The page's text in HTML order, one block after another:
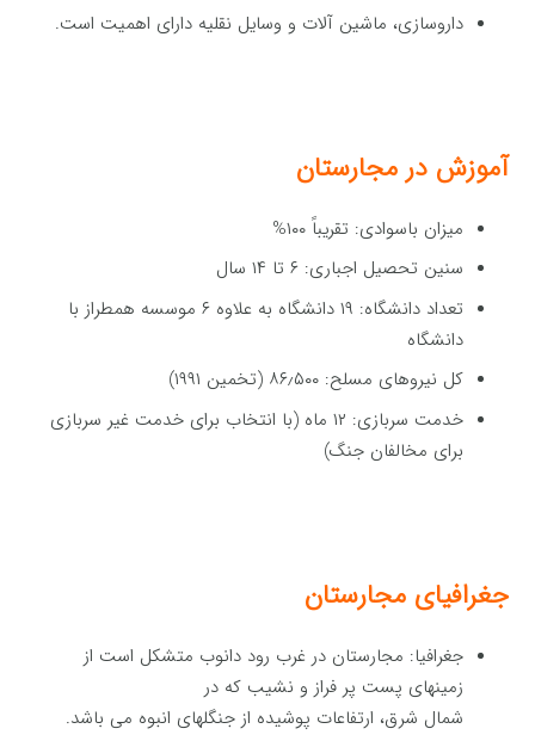
داروسازی، ماشین آلات و وسایل نقلیه دارای اهمیت است.
آموزش در مجارستان
میزان باسوادی: تقریباً ۱۰۰%
سنین تحصیل اجباری: ۶ تا ۱۴ سال
تعداد دانشگاه: ۱۹ دانشگاه به علاوه ۶ موسسه همطراز با
دانشگاه
کل نیروهای مسلح: ۸۶٫۵۰۰ (تخمین ۱۹۹۱)
خدمت سربازی: ۱۲ ماه (با انتخاب برای خدمت غیر سربازی
برای مخالفان جنگ)
جغرافیای مجارستان
جغرافیا: مجارستان در غرب رود دانوب متشکل است از
زمینهای پست پر فراز و نشیب که در
شمال شرق، ارتفاعات پوشیده از جنگلهای انبوه می باشد.